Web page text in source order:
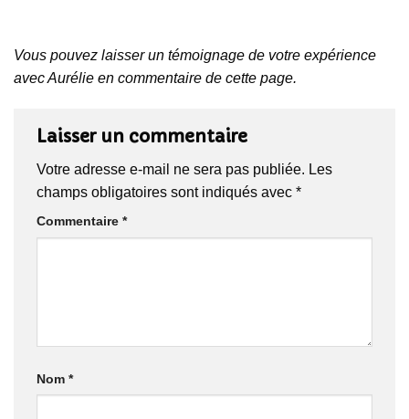
Vous pouvez laisser un témoignage de votre expérience
avec Aurélie en commentaire de cette page.
Laisser un commentaire
Votre adresse e-mail ne sera pas publiée. Les
champs obligatoires sont indiqués avec *
Commentaire *
Nom *